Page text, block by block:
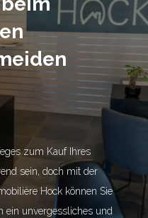
zum Kauf Ihres
sein, doch mit der
Hock können Sie
ein unvergessliches und